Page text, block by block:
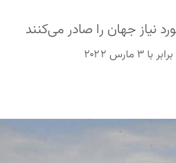
نیاز جهان را صادر می‌کنند
پنج شنبه ۱۲ اسفند ۱۴۰۰ برابر با ۳ مارس ۲۰۲۲